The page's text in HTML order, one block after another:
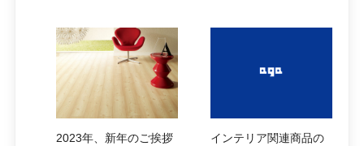
2023年、新年のご挨拶
インテリア関連商品の